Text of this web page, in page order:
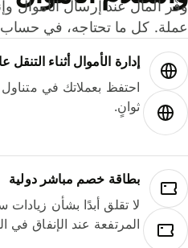
كل ما تحتاجه، في حساب
إدارة الأموال أثناء التنقل
احتفظ بعملاتك في متناول
ثوانٍ.
بطاقة خصم مباشر دولية
لا تقلق أبدًا بشأن زيادات
المرتفعة عند الإنفاق في